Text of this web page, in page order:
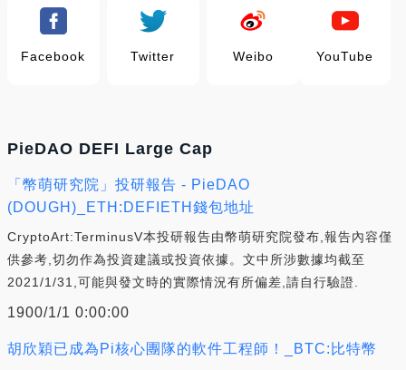
Facebook Twitter Weibo YouTube
PieDAO DEFI Large Cap
「幣萌研究院」投研報告 - PieDAO
(DOUGH)_ETH:DEFIETH錢包地址
CryptoArt:TerminusV本投研報告由幣萌研究院發布,報告內容僅
供參考,切勿作為投資建議或投資依據。文中所涉數據均截至
2021/1/31,可能與發文時的實際情況有所偏差,請自行驗證.
1900/1/1 0:00:00
胡欣穎已成為Pi核心團隊的軟件工程師！_BTC:比特幣